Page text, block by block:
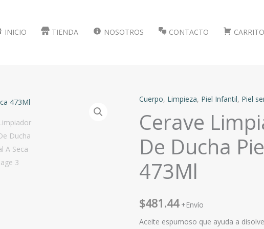
INICIO TIENDA NOSOTROS CONTACTO
Cuerpo, Limpieza, Piel Infantil, Piel
Cerave
De Ducha
473Ml
$481.44 +Envío
Aceite espumoso que ayuda a